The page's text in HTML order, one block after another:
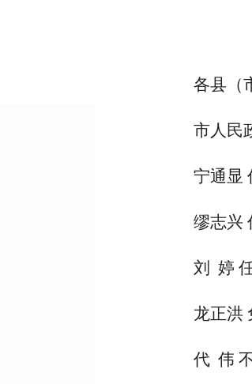
各县（
市人民
宁通显
缪志兴
刘 婷
龙正洪
代 伟